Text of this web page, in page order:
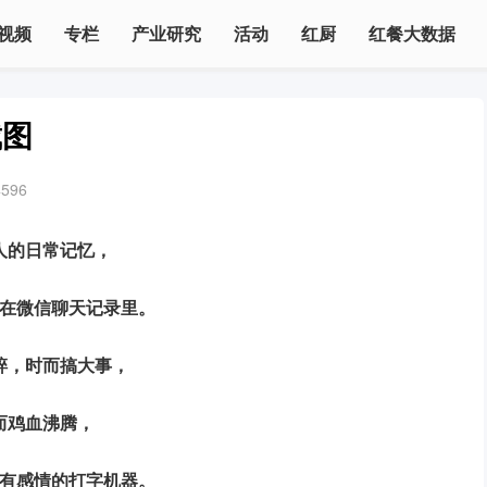
频 专栏 产业研究 活动 红厨 红餐大数据
的日常记忆，
微信聊天记录里。
，时而搞大事，
鸡血沸腾，
感情的打字机器。